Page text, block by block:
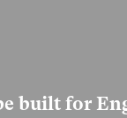
built for